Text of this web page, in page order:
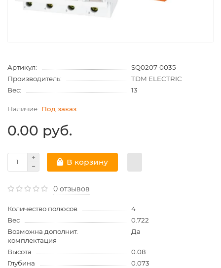
Артикул:
SQ0207-0035
Производитель:
TDM ELECTRIC
Вес:
13
Под заказ
0.00 руб.
В корзину
0 отзывов
Количество полюсов
4
Вес
0.722
Возможна дополнит.
комплектация
Да
Высота
0.08
Глубина
0.073